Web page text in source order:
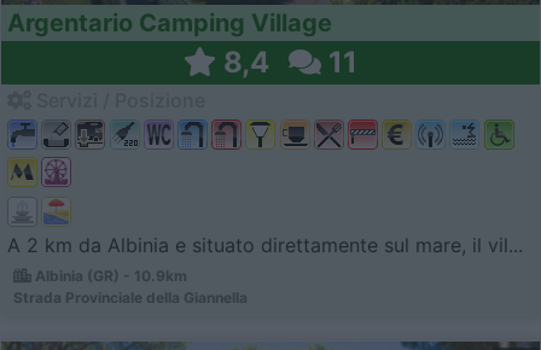
Argentario Camping Village
8,4 11
A 2 km da Albinia e situato direttamente sul mare, il vil...
Albinia (GR) - 10.9km
Strada Provinciale della Giannella